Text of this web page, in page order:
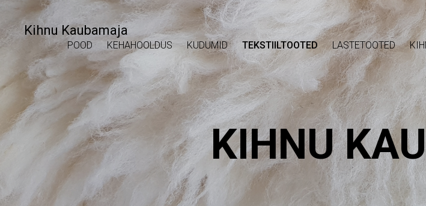
Kihnu Kaubamaja
POOD KEHAHOOLDUS KUDUMID TEKSTIILTOOTED LASTETOOTED
KIHNU